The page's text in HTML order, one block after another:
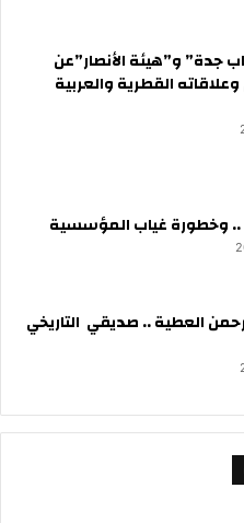
جدة” و”هيئة الأنصار”عن
القطرية والعربية
.. وخطورة غياب المؤسسية
العطية .. صديقي التاريخي